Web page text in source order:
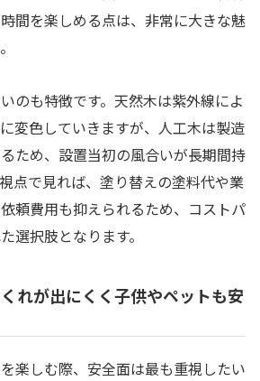
間を楽しめる点は、非常に大きな魅
のも特徴です。天然木は紫外線によ
変色していきますが、人工木は製造
ため、設置当初の風合いが長期間持
点で見れば、塗り替えの塗料代や業
頼費用も抑えられるため、コストパ
選択肢となります。
くれが出にくく子供やペットも安
楽しむ際、安全面は最も重視したい